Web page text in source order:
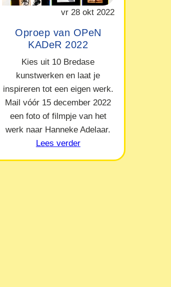
vr 28 okt 2022
Oproep van OPeN
KADeR 2022
Kies uit 10 Bredase
kunstwerken en laat je
inspireren tot een eigen werk.
Mail vóór 15 december 2022
een foto of filmpje van het
werk naar Hanneke Adelaar.
Lees verder